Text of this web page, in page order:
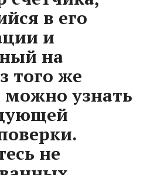
в его
и
на
того же
можно узнать
не